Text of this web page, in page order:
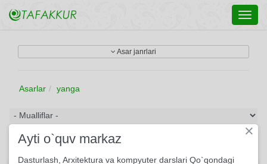
Asar janrlari
Asarlar yanga
×
Ayti o`quv markaz
Dasturlash, Arxitektura va kompyuter darslari Qo`qondagi